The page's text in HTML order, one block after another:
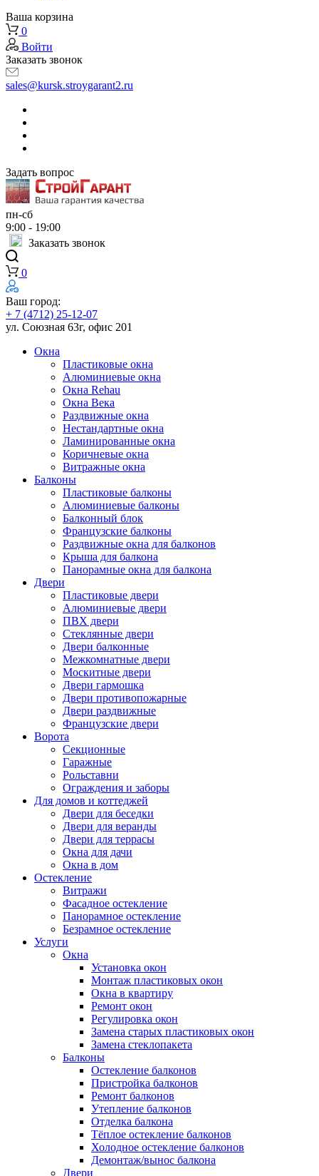
Ваша корзина
0
Войти
Заказать звонок
sales@kursk.stroygarant2.ru
Задать вопрос
пн-сб
9:00 - 19:00
Заказать звонок
0
Ваш город:
+ 7 (4712) 25-12-07
ул. Союзная 63г, офис 201
Окна
Пластиковые окна
Алюминиевые окна
Окна Rehau
Окна Века
Раздвижные окна
Нестандартные окна
Ламинированные окна
Коричневые окна
Витражные окна
Балконы
Пластиковые балконы
Алюминиевые балконы
Балконный блок
Французские балконы
Раздвижные окна для балконов
Крыша для балкона
Панорамные окна для балкона
Двери
Пластиковые двери
Алюминиевые двери
ПВХ двери
Стеклянные двери
Двери балконные
Межкомнатные двери
Москитные двери
Двери гармошка
Двери противопожарные
Двери раздвижные
Французские двери
Ворота
Секционные
Гаражные
Рольставни
Ограждения и заборы
Для домов и коттеджей
Двери для беседки
Двери для веранды
Двери для террасы
Окна для дачи
Окна в дом
Остекление
Витражи
Фасадное остекление
Панорамное остекление
Безрамное остекление
Услуги
Окна
Установка окон
Монтаж пластиковых окон
Окна в квартиру
Ремонт окон
Регулировка окон
Замена старых пластиковых окон
Замена стеклопакета
Балконы
Остекление балконов
Пристройка балконов
Ремонт балконов
Утепление балконов
Отделка балкона
Тёплое остекление балконов
Холодное остекление балконов
Демонтаж/вынос балкона
Двери